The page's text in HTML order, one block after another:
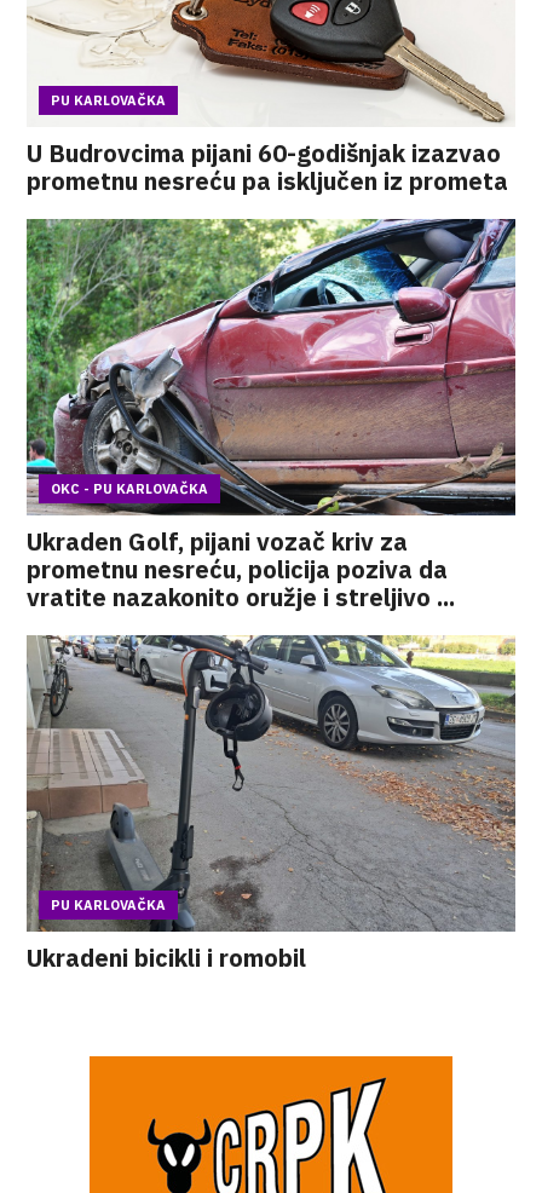
PU KARLOVAČKA
U Budrovcima pijani 60-godišnjak izazvao
prometnu nesreću pa isključen iz prometa
OKC - PU KARLOVAČKA
Ukraden Golf, pijani vozač kriv za
prometnu nesreću, policija poziva da
vratite nazakonito oružje i streljivo ...
PU KARLOVAČKA
Ukradeni bicikli i romobil